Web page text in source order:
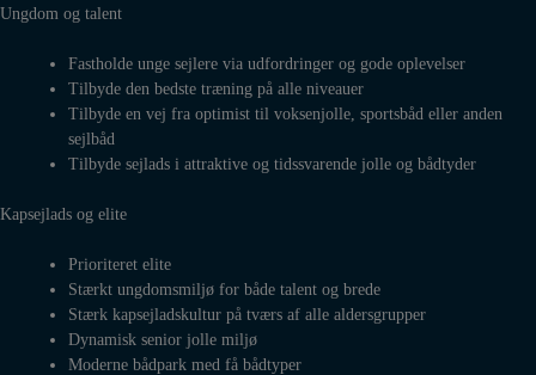
Ungdom og talent
Fastholde unge sejlere via udfordringer og gode oplevelser
Tilbyde den bedste træning på alle niveauer
Tilbyde en vej fra optimist til voksenjolle, sportsbåd eller anden
sejlbåd
Tilbyde sejlads i attraktive og tidssvarende jolle og bådtyder
Kapsejlads og elite
Prioriteret elite
Stærkt ungdomsmiljø for både talent og brede
Stærk kapsejladskultur på tværs af alle aldersgrupper
Dynamisk senior jolle miljø
Moderne bådpark med få bådtyper